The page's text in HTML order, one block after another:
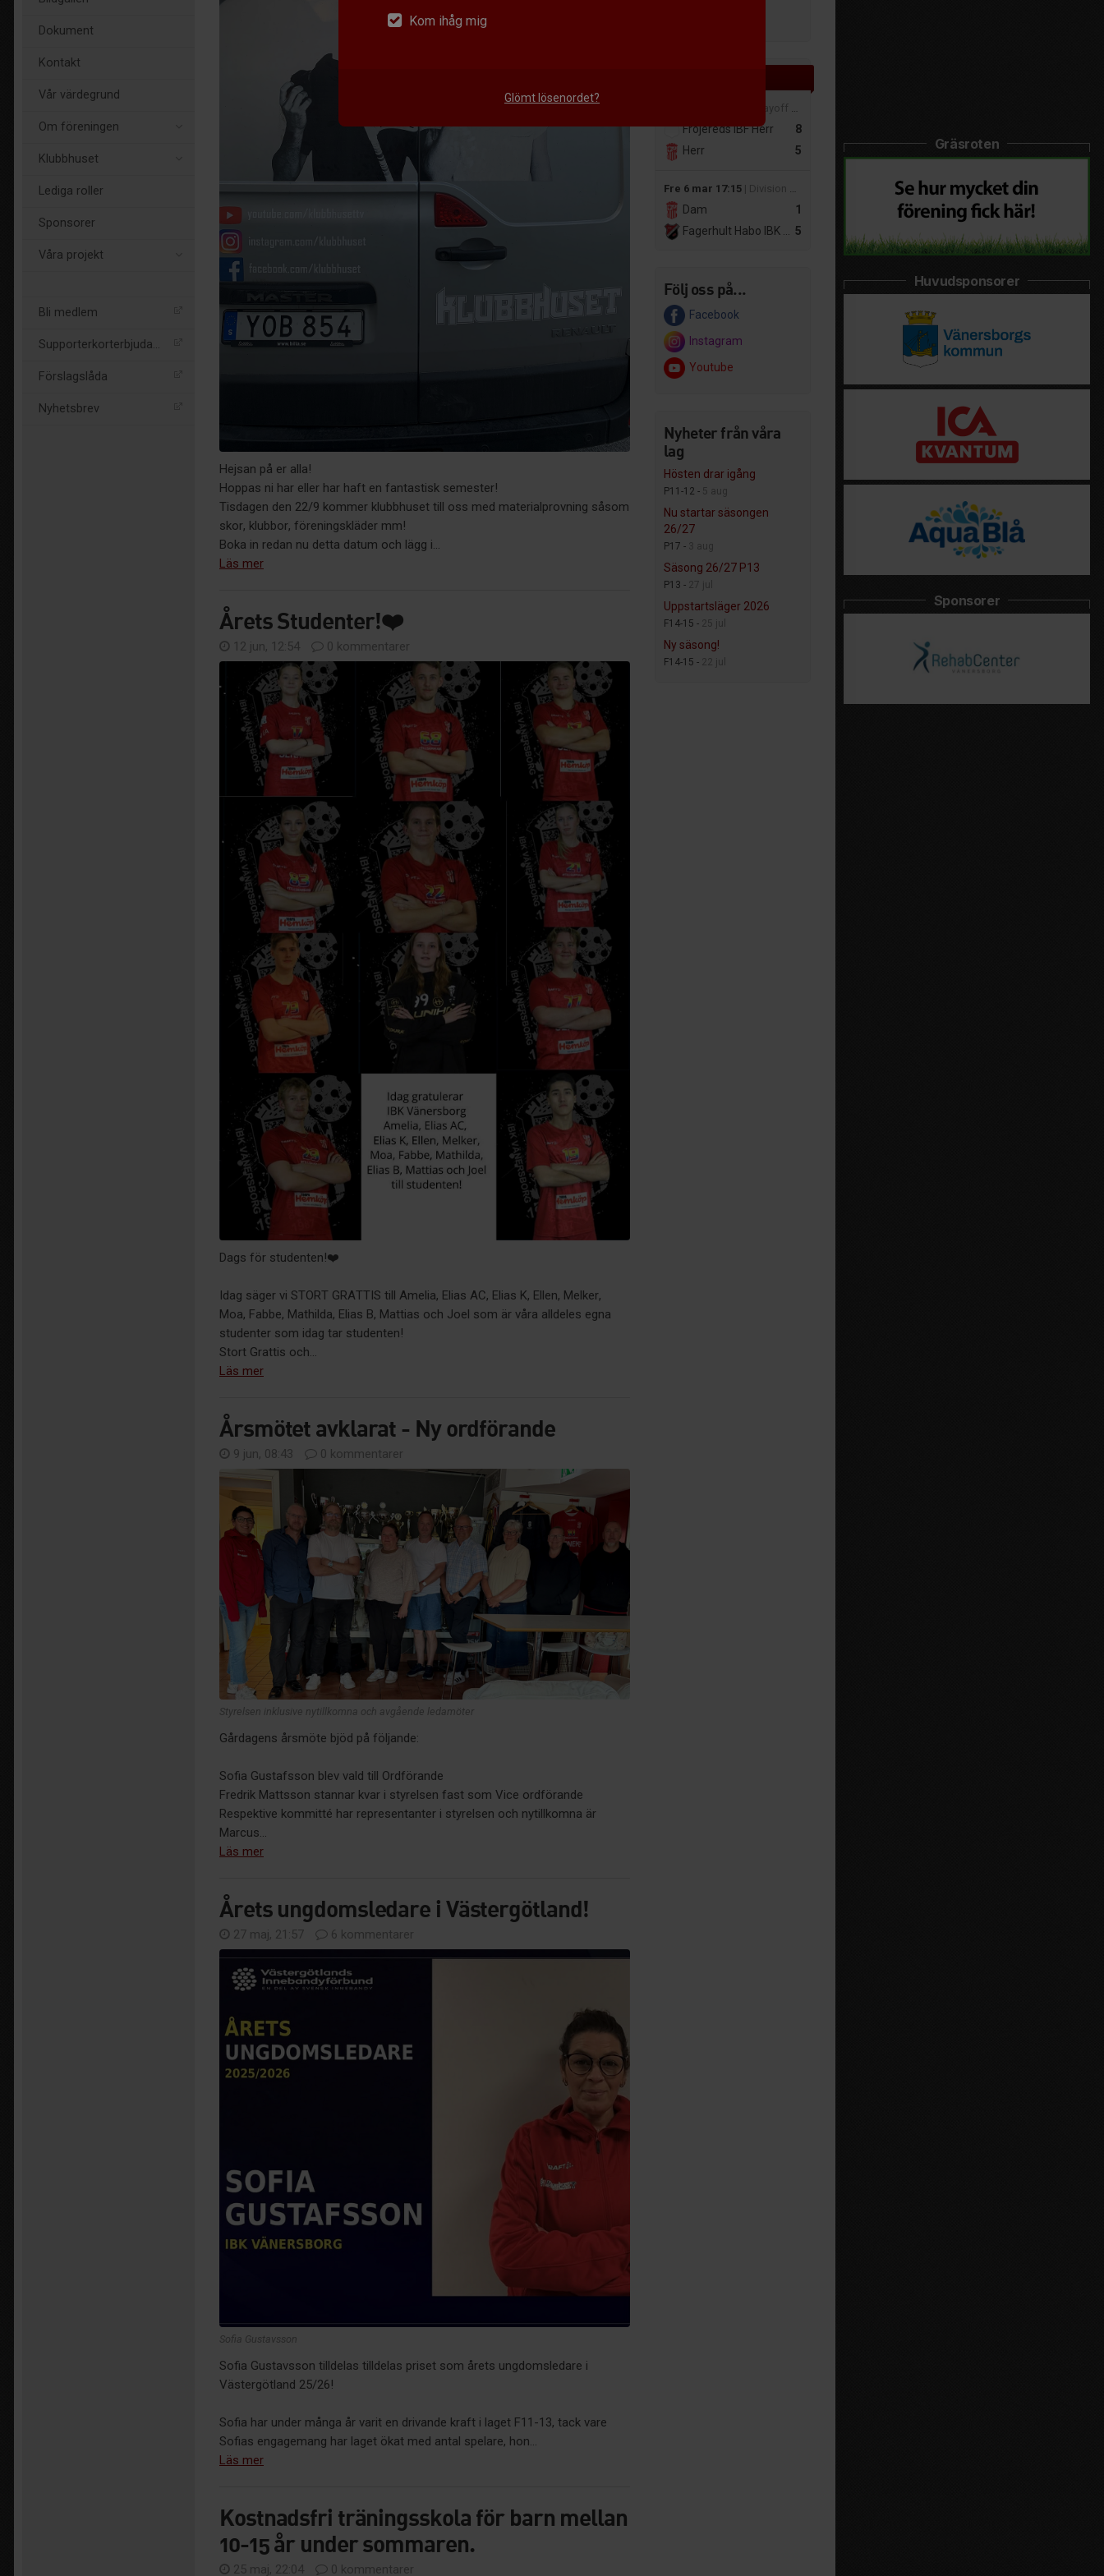
Kom ihåg mig
Glömt lösenordet?
Dokument
Kontakt
Vår värdegrund
Om föreningen
Klubbhuset
Lediga roller
Sponsorer
Våra projekt
Bli medlem
Supporterkorterbjudande
Förslagslåda
Nyhetsbrev
| Playoff 2 Kval till Division 1 Herrar
8
Fröjereds IBF Herr
5
Herr
Fre 6 mar 17:15 | Division 1 Damer
1
Dam
5
Fagerhult Habo IBK Ungdom Dam
Följ oss på...
Facebook
Instagram
Youtube
Nyheter från våra
lag
Hösten drar igång
P11-12 - 5 aug
Nu startar säsongen
26/27
P17 - 3 aug
Säsong 26/27 P13
P13 - 27 jul
Uppstartsläger 2026
F14-15 - 25 jul
Ny säsong!
F14-15 - 22 jul
Hejsan på er alla!
Hoppas ni har eller har haft en fantastisk semester!
Tisdagen den 22/9 kommer klubbhuset till oss med materialprovning såsom
skor, klubbor, föreningskläder mm!
Boka in redan nu detta datum och lägg i...
Läs mer
Årets Studenter!❤️
12 jun, 12:54 0 kommentarer
Dags för studenten!❤️
Idag säger vi STORT GRATTIS till Amelia, Elias AC, Elias K, Ellen, Melker,
Moa, Fabbe, Mathilda, Elias B, Mattias och Joel som är våra alldeles egna
studenter som idag tar studenten!
Stort Grattis och...
Läs mer
Årsmötet avklarat - Ny ordförande
9 jun, 08:43 0 kommentarer
Styrelsen inklusive nytillkomna och avgående ledamöter
Gårdagens årsmöte bjöd på följande:
Sofia Gustafsson blev vald till Ordförande
Fredrik Mattsson stannar kvar i styrelsen fast som Vice ordförande
Respektive kommitté har representanter i styrelsen och nytillkomna är
Marcus...
Läs mer
Årets ungdomsledare i Västergötland!
27 maj, 21:57 6 kommentarer
Sofia Gustavsson
Sofia Gustavsson tilldelas tilldelas priset som årets ungdomsledare i
Västergötland 25/26!
Sofia har under många år varit en drivande kraft i laget F11-13, tack vare
Sofias engagemang har laget ökat med antal spelare, hon...
Läs mer
Kostnadsfri träningsskola för barn mellan
10-15 år under sommaren.
25 maj, 22:04 0 kommentarer
Gräsroten
Huvudsponsorer
Sponsorer